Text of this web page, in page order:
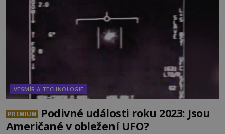
VESMÍR A TECHNOLOGIE
PREMIUM
Podivné události roku 2023: Jsou
Američané v obležení UFO?